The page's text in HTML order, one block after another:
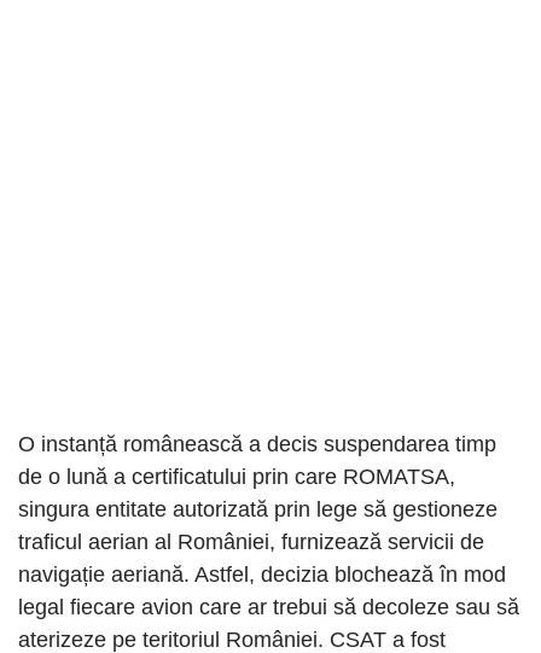
O instanță românească a decis suspendarea timp
de o lună a certificatului prin care ROMATSA,
singura entitate autorizată prin lege să gestioneze
traficul aerian al României, furnizează servicii de
navigație aeriană. Astfel, decizia blochează în mod
legal fiecare avion care ar trebui să decoleze sau să
aterizeze pe teritoriul României. CSAT a fost